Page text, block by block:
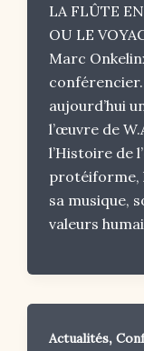
LA FLÛTE
OU LE
Marc
aujourd’hui
l’œuvre de
l’Histoire de
protéiforme,
sa musique,
valeurs
Actualités,